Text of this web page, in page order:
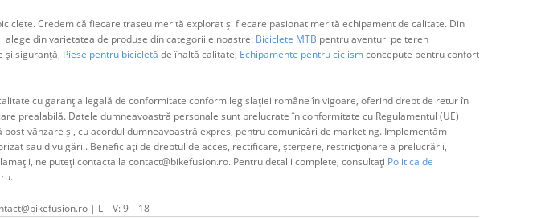
Credem că fiecare traseu merită explorat și fiecare pasionat merită echipament de calitate. Din
din varietatea de produse din categoriile noastre:Biciclete MTB pentru aventuri pe teren
și siguranță, Piese pentru bicicletă de înaltă calitate, Echipamente pentru ciclismconcepute pentru confort
cu garanția legală de conformitate conform legislației române în vigoare, oferind drept de retur în
prealabilă. Datele dumneavoastră personale sunt prelucrate în conformitate cu Regulamentul (UE)
vânzare și, cu acordul dumneavoastră expres, pentru comunicări de marketing. Implementăm
sau divulgării. Beneficiați de dreptul de acces, rectificare, ștergere, restricționare a prelucrării,
ne puteți contacta la contact@bikefusion.ro. Pentru detalii complete, consultați Politica de
| L – V: 9 – 18